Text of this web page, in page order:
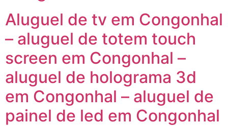
Aluguel de tv em Congonhal
– aluguel de totem touch
screen em Congonhal –
aluguel de holograma 3d
em Congonhal – aluguel de
painel de led em Congonhal